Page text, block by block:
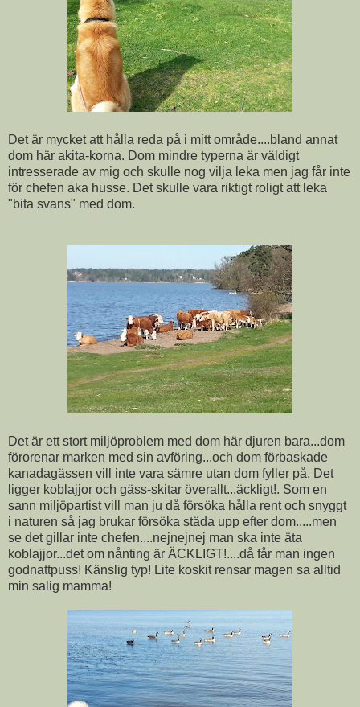
Det är mycket att hålla reda på i mitt område....bland annat
dom här akita-korna. Dom mindre typerna är väldigt
intresserade av mig och skulle nog vilja leka men jag får inte
för chefen aka husse. Det skulle vara riktigt roligt att leka
"bita svans" med dom.
Det är ett stort miljöproblem med dom här djuren bara...dom
förorenar marken med sin avföring...och dom förbaskade
kanadagässen vill inte vara sämre utan dom fyller på. Det
ligger koblajjor och gäss-skitar överallt...äckligt!. Som en
sann miljöpartist vill man ju då försöka hålla rent och snyggt
i naturen så jag brukar försöka städa upp efter dom.....men
se det gillar inte chefen....nejnejnej man ska inte äta
koblajjor...det om nånting är ÄCKLIGT!....då får man ingen
godnattpuss! Känslig typ! Lite koskit rensar magen sa alltid
min salig mamma!